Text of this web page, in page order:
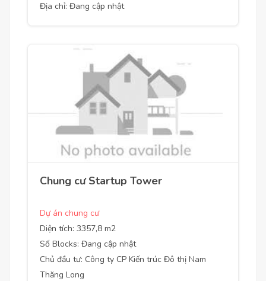
Địa chỉ: Đang cập nhật
Chung cư Startup Tower
Dự án chung cư
Diện tích: 3357,8 m2
Số Blocks: Đang cập nhật
Chủ đầu tư: Công ty CP Kiến trúc Đô thị Nam
Thăng Long